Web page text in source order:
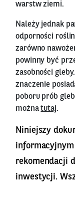
warstw ziemi.
Należy jednak
odporności
zarówno
powinny być
zasobności
znaczenie
poboru prób
możnatutaj.
Niniejszy
rekomendacji
inwestycji.